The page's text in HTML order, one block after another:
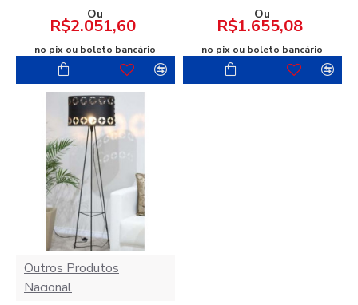
Ou
R$2.051,60
no pix ou boleto bancário
Ou
R$1.655,08
no pix ou boleto bancário
Outros Produtos
Nacional